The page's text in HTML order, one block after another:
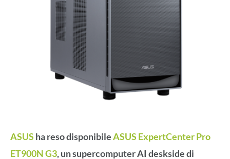
ASUS ha reso disponibileASUS ExpertCenter Pro
ET900N G3,un supercomputer AI deskside di